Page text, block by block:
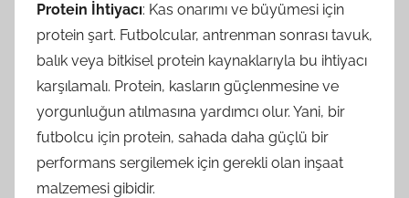
Protein İhtiyacı: Kas onarımı ve büyümesi için
protein şart. Futbolcular, antrenman sonrası tavuk,
balık veya bitkisel protein kaynaklarıyla bu ihtiyacı
karşılamalı. Protein, kasların güçlenmesine ve
yorgunluğun atılmasına yardımcı olur. Yani, bir
futbolcu için protein, sahada daha güçlü bir
performans sergilemek için gerekli olan inşaat
malzemesi gibidir.